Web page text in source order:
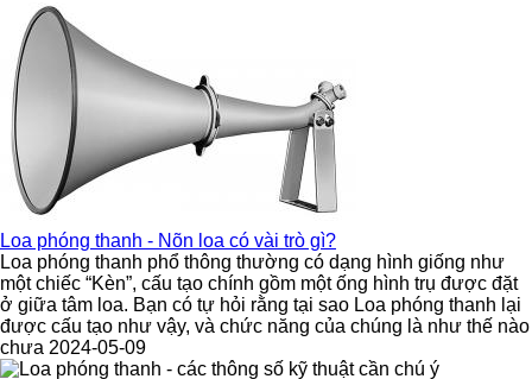
Loa phóng thanh - Nõn loa có vài trò gì?
Loa phóng thanh phổ thông thường có dạng hình giống như
một chiếc “Kèn”, cấu tạo chính gồm một ống hình trụ được đặt
ở giữa tâm loa. Bạn có tự hỏi rằng tại sao Loa phóng thanh lại
được cấu tạo như vậy, và chức năng của chúng là như thế nào
chưa 2024-05-09